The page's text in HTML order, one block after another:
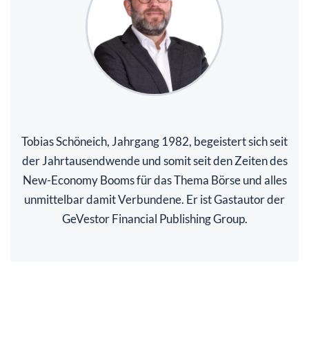
Tobias Schöneich, Jahrgang 1982, begeistert sich seit
der Jahrtausendwende und somit seit den Zeiten des
New-Economy Booms für das Thema Börse und alles
unmittelbar damit Verbundene. Er ist Gastautor der
GeVestor Financial Publishing Group.